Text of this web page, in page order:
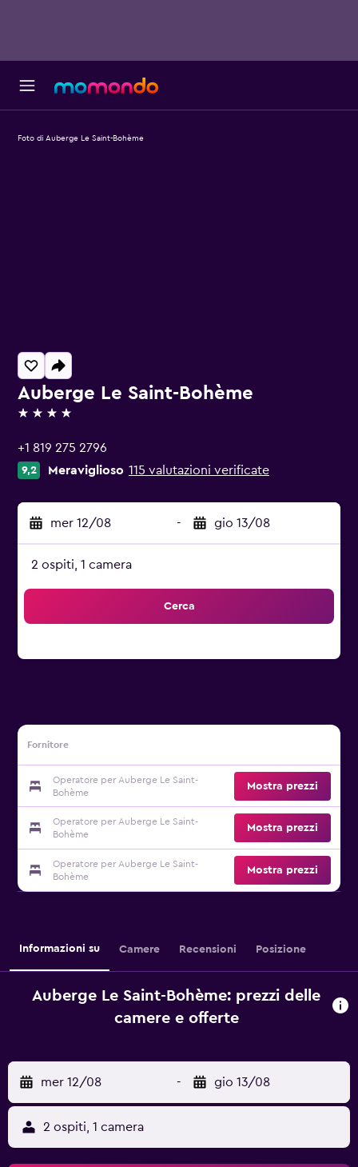
Auberge Le Saint-Bohème
4 stelle
+1 819 275 2796
9,2 Meraviglioso 115 valutazioni verificate
mer 12/08 - gio 13/08
2 ospiti, 1 camera
Cerca
Fornitore
Operatore per Auberge Le Saint-
Bohème
Mostra prezzi
Operatore per Auberge Le Saint-
Bohème
Mostra prezzi
Operatore per Auberge Le Saint-
Bohème
Mostra prezzi
Foto di Auberge Le Saint-Bohème
Informazioni su Camere Recensioni Posizione
Auberge Le Saint-Bohème: prezzi delle
camere e offerte
mer 12/08 - gio 13/08
2 ospiti, 1 camera